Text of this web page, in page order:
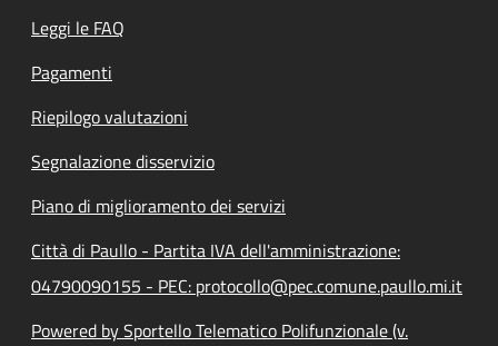
Leggi le FAQ
Pagamenti
Riepilogo valutazioni
Segnalazione disservizio
Piano di miglioramento dei servizi
Città di Paullo - Partita IVA dell'amministrazione:
04790090155 - PEC: protocollo@pec.comune.paullo.mi.it
Powered by Sportello Telematico Polifunzionale (v.